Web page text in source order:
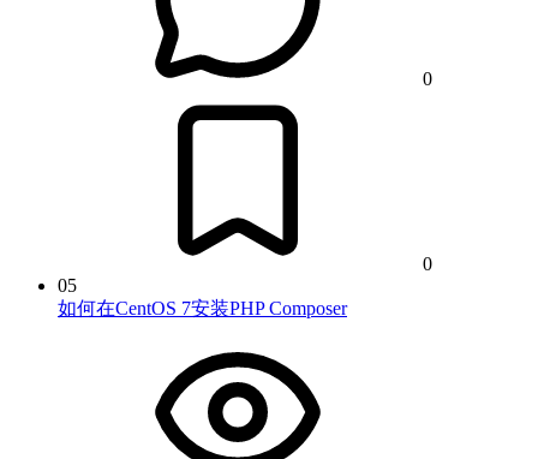
0
0
05
如何在CentOS 7安装PHP Composer